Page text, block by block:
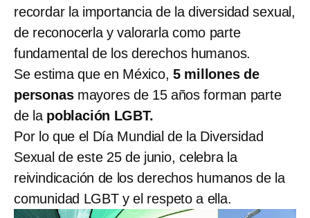
recordar la importancia de la diversidad sexual,
de reconocerla y valorarla como parte
fundamental de los derechos humanos.
Se estima que en México, 5 millones de
personasmayores de 15 años forman parte
de lapoblación LGBT.
Por lo que el Día Mundial de la Diversidad
Sexual de este 25 de junio, celebra la
reivindicación de los derechos humanos de la
comunidad LGBT y el respeto a ella.